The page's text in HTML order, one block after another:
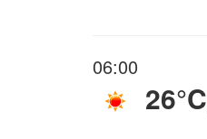
06:00
26°C